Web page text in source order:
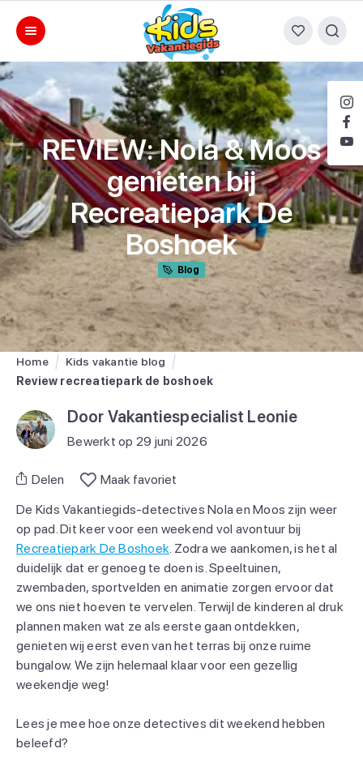
REVIEW: Nola & Moos
genieten bij
Recreatiepark De
Boshoek
Blog
Home
Kids vakantie blog
Review recreatiepark de boshoek
Door Vakantiespecialist Leonie
Bewerkt op 29 juni 2026
Delen
Maak favoriet
De Kids Vakantiegids-detectives Nola en Moos zijn weer
op pad. Dit keer voor een weekend vol avontuur bij
Recreatiepark De Boshoek. Zodra we aankomen, is het al
duidelijk dat er genoeg te doen is. Speeltuinen,
zwembaden, sportvelden en animatie zorgen ervoor dat
we ons niet hoeven te vervelen. Terwijl de kinderen al druk
plannen maken wat ze als eerste gaan ontdekken,
genieten wij eerst even van het terras bij onze ruime
bungalow. We zijn helemaal klaar voor een gezellig
weekendje weg!
Lees je mee hoe onze detectives dit weekend hebben
beleefd?